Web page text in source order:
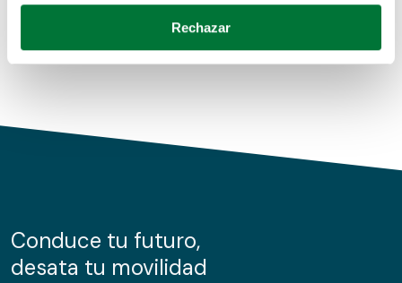
para buscar características específicas (huellas
Obtenga más información sobre cómo se procesan sus
de cookies.
información sobre el uso que haga del sitio web con
nuestros partners de redes sociales, publicidad y análisis
Rechazar
Conduce tu futuro,
desata tu movilidad